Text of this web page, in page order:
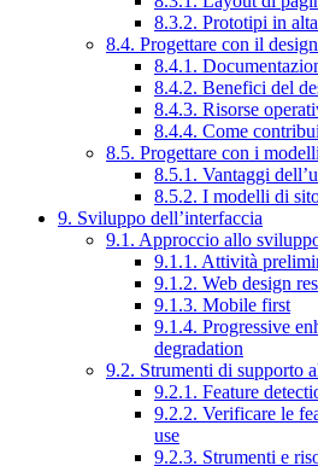
8.3.2. Prototipi in
8.4. Progettare con il
8.4.1.
8.4.2. Benefici del
8.4.3. Risorse
8.4.4. Come
8.5. Progettare con i
8.5.1. Vantaggi
8.5.2. I modelli di
9. Sviluppo dell’interfaccia
9.1. Approccio allo
9.1.1. Attività
9.1.2. Web design
9.1.3. Mobile first
9.1.4. Progressive
degradation
9.2. Strumenti di supporto
9.2.1. Feature
9.2.2. Verificare le
use
9.2.3. Strumenti e